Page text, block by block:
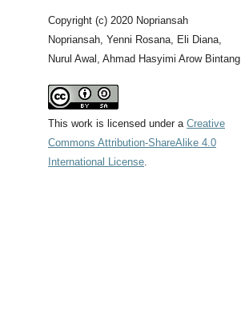
Copyright (c) 2020 Nopriansah
Nopriansah, Yenni Rosana, Eli Diana,
Nurul Awal, Ahmad Hasyimi Arow Bintang
This work is licensed under a Creative
Commons Attribution-ShareAlike 4.0
International License